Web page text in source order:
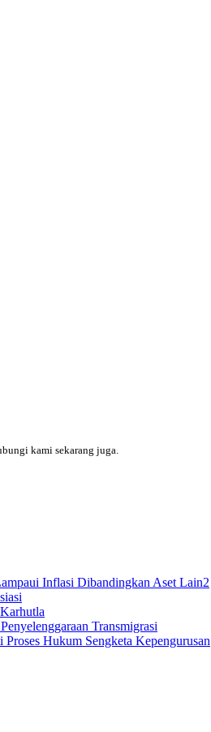
kami sekarang juga.
Inflasi Dibandingkan Aset Lain2
Transmigrasi
Hukum Sengketa Kepengurusan